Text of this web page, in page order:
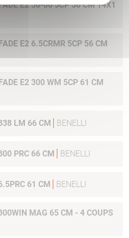
CARA LUPO OPTIFADE E2 30-06 5CP 56 CM 14X1
6.5CRMR 5CP 56 CM
E2 300 WM 5CP 61 CM
LM 66 CM BENELLI
PRC 66 CM BENELLI
61 CM BENELLI
MAG 65 CM - 4 COUPS